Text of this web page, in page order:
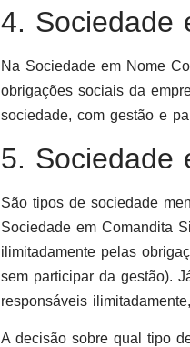
4. Sociedade
Na Sociedade em Nome
obrigações sociais da
sociedade, com gestão e
5. Sociedade
São tipos de sociedade
Sociedade em Comandita
ilimitadamente pelas
sem participar da gestão).
responsáveis
A decisão sobre qual tipo